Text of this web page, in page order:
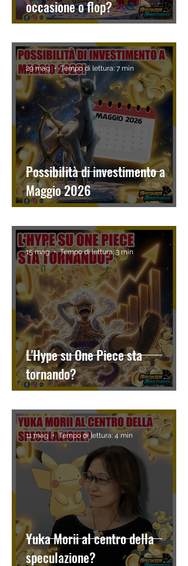
occasione o flop?
Possibilità di investimento a
Maggio 2026
29 mag Tempo di lettura: 7 min
L'Hype su One Piece sta
tornando?
15 mag Tempo di lettura: 3 min
Yuka Morii al centro della
speculazione?
11 mag Tempo di lettura: 4 min